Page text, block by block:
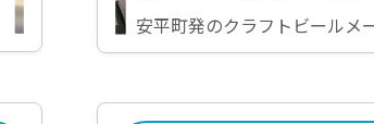
安平町発のクラフトビールメ